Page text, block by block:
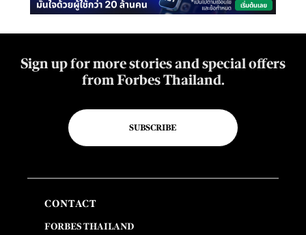
Sign up for more stories and special offers
from Forbes Thailand.
SUBSCRIBE
CONTACT
FORBES THAILAND